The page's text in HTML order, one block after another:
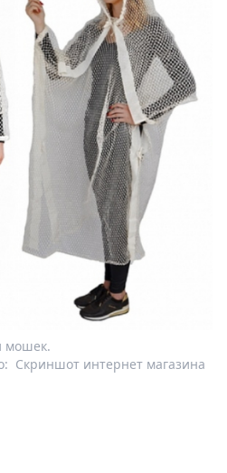
мошек.
Скриншот интернет магазина